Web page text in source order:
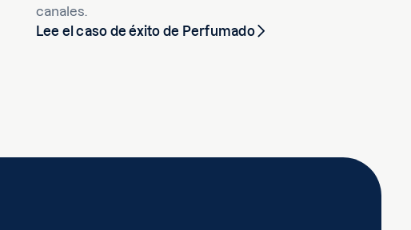
canales.
Lee el caso de éxito de Perfumado